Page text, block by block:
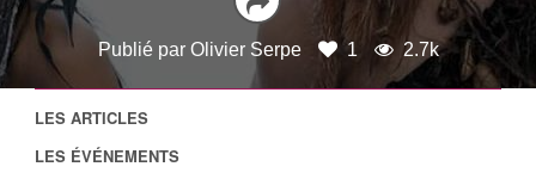
Publié par Olivier Serpe 1 2.7k
LES ARTICLES
LES ÉVÉNEMENTS